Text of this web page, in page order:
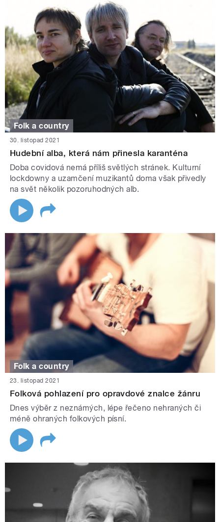
Folk a country
30. listopad 2021
Hudební alba, která nám přinesla karanténa
Doba covidová nemá příliš světlých stránek. Kulturní
lockdowny a uzamčení muzikantů doma však přivedly
na svět několik pozoruhodných alb.
Folk a country
23. listopad 2021
Folková pohlazení pro opravdové znalce žánru
Dnes výběr z neznámých, lépe řečeno nehraných či
méně ohraných folkových písní.